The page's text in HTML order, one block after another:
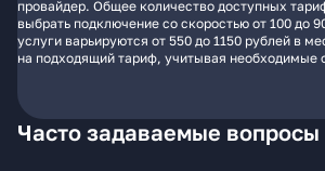
провайдер. Общее количество доступных
выбрать подключение со скоростью от 100 до
услуги варьируются от 550 до 1150 рублей в
на подходящий тариф, учитывая необходимые
Часто задаваемые вопросы